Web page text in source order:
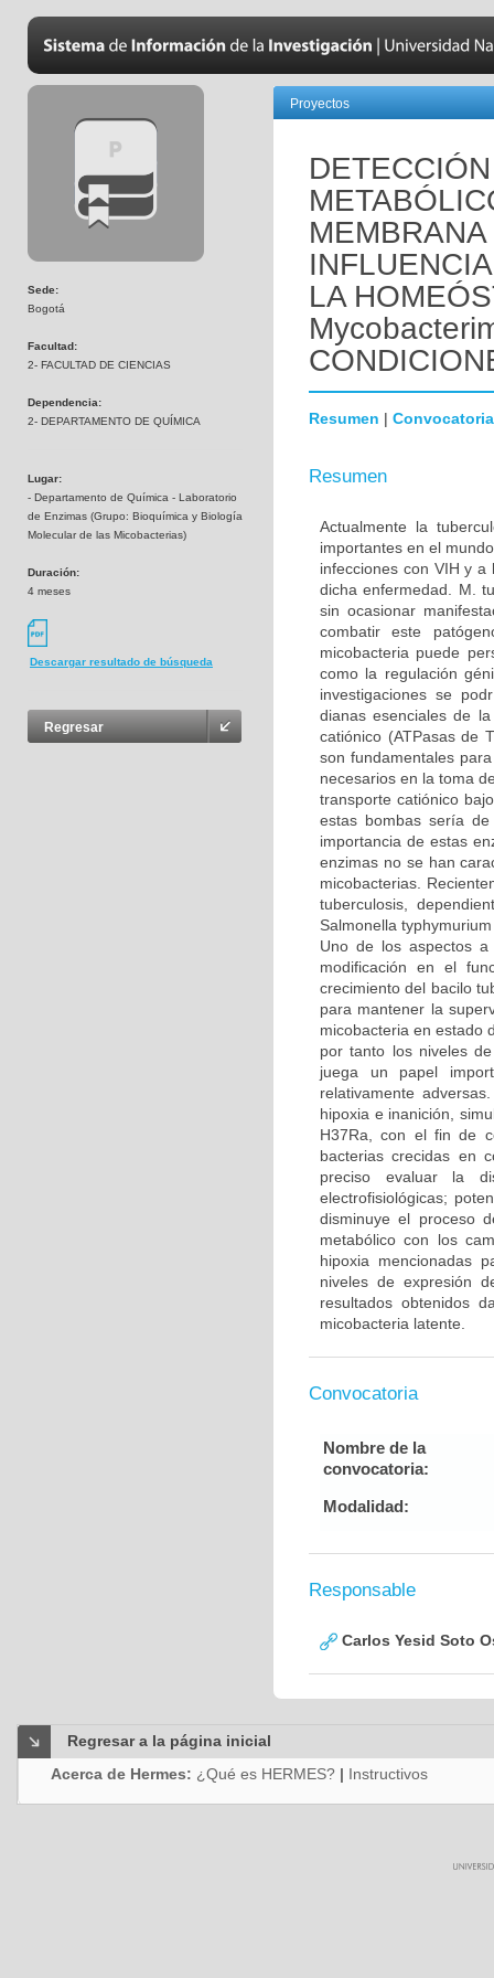
Sede:
Bogotá
Facultad:
2- FACULTAD DE CIENCIAS
Dependencia:
2- DEPARTAMENTO DE QUÍMICA
Lugar:
- Departamento de Química - Laboratorio
de Enzimas (Grupo: Bioquímica y Biología
Molecular de las Micobacterias)
Duración:
4 meses
Descargar resultado de búsqueda
Regresar
Proyectos
LA
Resumen | Convocatoria
Resumen
Actualmente la
importantes en el
infecciones con VIH y
dicha enfermedad. M.
sin ocasionar
combatir este
micobacteria puede
como la regulación
investigaciones se
dianas esenciales de
catiónico (ATPasas de
son fundamentales
necesarios en la toma
transporte catiónico
estas bombas sería
importancia de estas
enzimas no se han
micobacterias.
tuberculosis,
Salmonella
Uno de los aspectos
modificación en el
crecimiento del bacilo
para mantener la
micobacteria en estado
por tanto los niveles
juega un papel
relativamente
hipoxia e inanición,
H37Ra, con el fin de
bacterias crecidas en
preciso evaluar la
electrofisiológicas;
disminuye el proceso
metabólico con los
hipoxia mencionadas
niveles de expresión
resultados obtenidos
micobacteria latente.
Convocatoria
Nombre de la
convocatoria:
Modalidad:
Responsable
Carlos Yesid Soto
Regresar a la página inicial
Acerca de Hermes: ¿Qué es HERMES? | Instructivos